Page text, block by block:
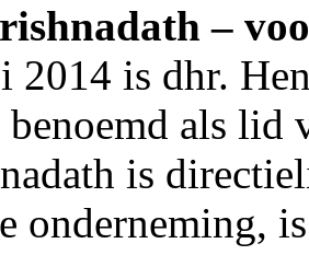
–
2014 is dhr.
als lid
is
onderneming,